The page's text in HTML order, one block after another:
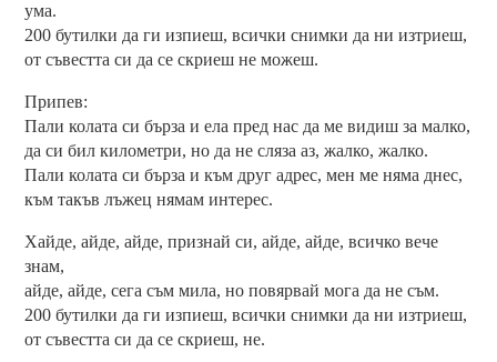
ума.
200 бутилки да ги изпиеш, всички снимки да ни изтриеш,
от съвестта си да се скриеш не можеш.
Припев:
Пали колата си бърза и ела пред нас да ме видиш за малко,
да си бил километри, но да не сляза аз, жалко, жалко.
Пали колата си бърза и към друг адрес, мен ме няма днес,
към такъв лъжец нямам интерес.
Хайде, айде, айде, признай си, айде, айде, всичко вече
знам,
айде, айде, сега съм мила, но повярвай мога да не съм.
200 бутилки да ги изпиеш, всички снимки да ни изтриеш,
от съвестта си да се скриеш, не.